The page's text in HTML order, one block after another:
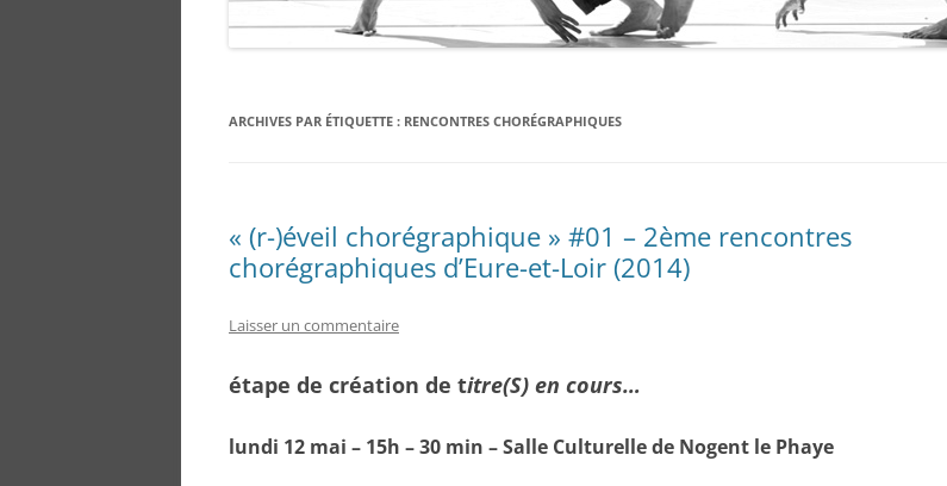
ARCHIVES PAR ÉTIQUETTE : RENCONTRES CHORÉGRAPHIQUES
« (r-)éveil chorégraphique » #01 – 2ème rencontres
chorégraphiques d’Eure-et-Loir (2014)
Laisser un commentaire
étape de création de titre(S) en cours…
lundi 12 mai – 15h – 30 min – Salle Culturelle de Nogent le Phaye